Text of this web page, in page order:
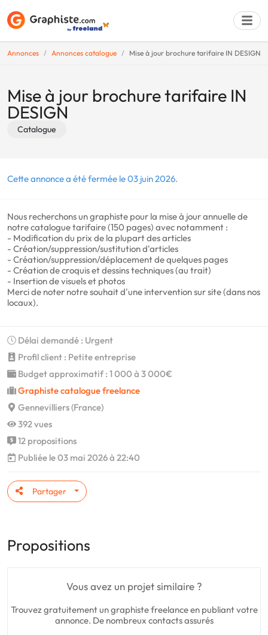
Annonces Annonces catalogue Mise à jour brochure tarifaire IN DESIGN
Mise à jour brochure tarifaire IN
DESIGN
Catalogue
Cette annonce a été fermée le 03 juin 2026.
Nous recherchons un graphiste pour la mise à jour annuelle de
notre catalogue tarifaire (150 pages) avec notamment :
- Modification du prix de la plupart des articles
- Création/suppression/sustitution d'articles
- Création/suppression/déplacement de quelques pages
- Création de croquis et dessins techniques (au trait)
- Insertion de visuels et photos
Merci de noter notre souhait d'une intervention sur site (dans nos
locaux).
Délai demandé : Urgent
Profil client : Petite entreprise
Budget approximatif : 1 000 à 3 000€
Graphiste catalogue freelance
Gennevilliers (France)
392 vues
12 propositions
Publiée le 03 mai 2026 à 22:40
Partager
Propositions
Vous avez un projet similaire ?
Trouvez gratuitement un graphiste freelance en publiant votre
annonce. De nombreux contacts assurés